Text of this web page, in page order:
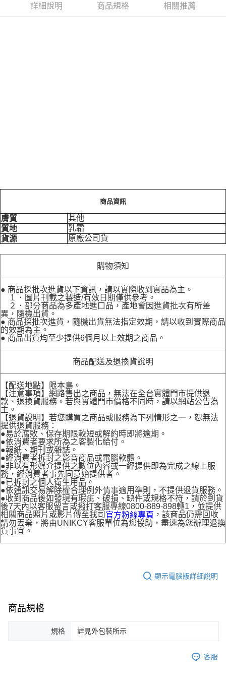
每筆NT$100，滿NT$799(含以上)免運費
詳細說明 商品規格 相關推薦
商品資訊
膚質
其他
質地
乳霜
貨源
原廠公司貨
購物須知
● 商品採批次進貨以下資訊，請以實際收到實品為主。
１．圖片刊載之製造/有效日期僅供參考。
２．部分商品為多產地進口品，產地會因進貨批次有所差
異，隨機出貨。
● 商品採批次進貨，隨機出貨無法指定效期，請以收到實際商品
的效期為主。
● 商品出貨均至少提供6個月以上效期之商品。
商品配送及退換貨說明
【配送地點】限本島。
【注意事項】網路售出之商品，無法在全台實體門市提供退
款、退換貨服務。若與實體門市價格不同時，請以網站公告為
主。
【退貨說明】若您購買之商品或服務為下列情形之一，恕無法
提供退貨服務：
●易於腐敗、保存期限較短或解約時即將逾期。
●依消費者要求所為之客製化給付。
●報紙、期刊或雜誌。
●經消費者拆封之影音商品或電腦軟體。
●非以有形媒介提供之數位內容或一經提供即為完成之線上服
務，經消費者事先同意始提供者。
●已拆封之個人衛生用品。
●依通訊交易解除權合理例外情事適用準則，不提供退貨服務。
●收到商品後如發現有瑕疵、破損、缺件或規格不符，請於到貨
後7天內以客服留言或撥打客服專線0800-889-898轉1，並提供
相關商品照片或影片傳至我司 官方粉絲專頁 ，該商品仍需回收
請勿丟棄，將由UNIKCY客服單位為您協助，盡速為您辦理退換
貨事宜。
顯示電腦版詳細說明
商品規格
規格 詳見外包裝所示
客服